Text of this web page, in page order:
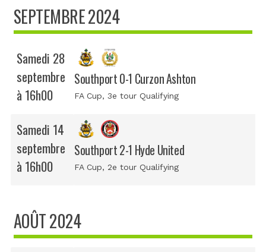
SEPTEMBRE 2024
Samedi 28
septembre
à 16h00
Southport 0-1 Curzon Ashton
FA Cup, 3e tour Qualifying
Samedi 14
septembre
à 16h00
Southport 2-1 Hyde United
FA Cup, 2e tour Qualifying
AOÛT 2024